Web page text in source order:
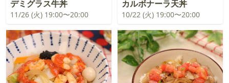
デミグラス牛丼
11/26 (火) 19:00〜20:00
カルボナーラ天丼
10/22 (火) 19:00〜20:00